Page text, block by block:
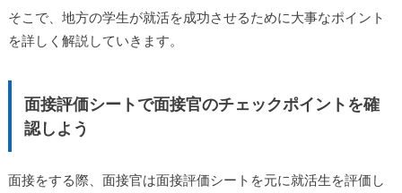
そこで、地方の学生が就活を成功させるために大事なポイント
を詳しく解説していきます。
面接評価シートで面接官のチェックポイントを確
認しよう
面接をする際、面接官は面接評価シートを元に就活生を評価し